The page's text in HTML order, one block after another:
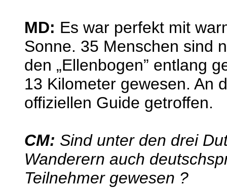
MD: Es war perfekt mit
Sonne. 35 Menschen sind
den „Ellenbogen” entlang
13 Kilometer gewesen. An
offiziellen Guide getroffen.
CM: Sind unter den drei
Wanderern auch
Teilnehmer gewesen ?